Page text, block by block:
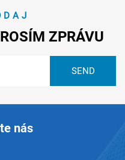
ZPRÁVU
nás